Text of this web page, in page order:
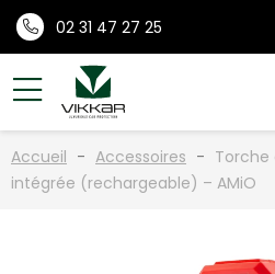
02 31 47 27 25
Accueil Accessoires
intégrée (rechargeable) – AMiO